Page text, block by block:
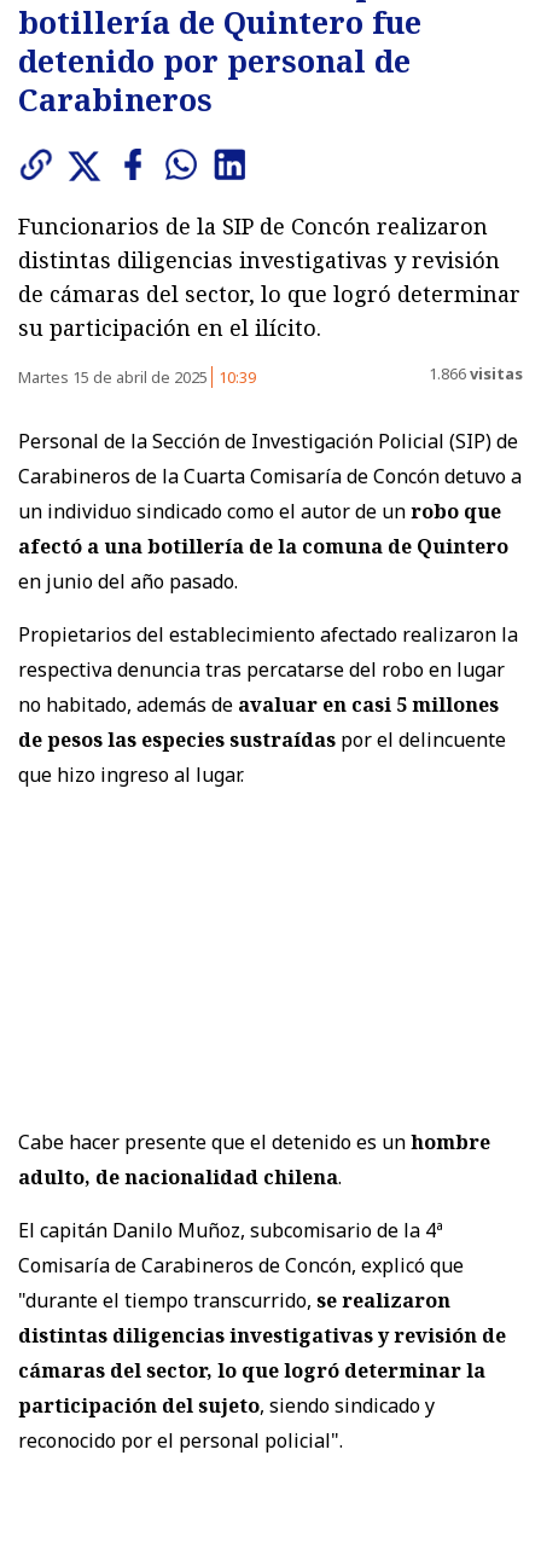
botillería de Quintero fue
detenido por personal de
Carabineros
Funcionarios de la SIP de Concón realizaron
distintas diligencias investigativas y revisión
de cámaras del sector, lo que logró determinar
su participación en el ilícito.
Martes 15 de abril de 2025 10:39 1.866visitas
Personal de la Sección de Investigación Policial (SIP) de
Carabineros de la Cuarta Comisaría de Concón detuvo a
un individuo sindicado como el autor de unrobo que
afectó a una botillería de la comuna de Quintero
en junio del año pasado.
Propietarios del establecimiento afectado realizaron la
respectiva denuncia tras percatarse del robo en lugar
no habitado, además de avaluar en casi 5 millones
de pesos las especies sustraídas por el delincuente
que hizo ingreso al lugar.
Cabe hacer presente que el detenido es unhombre
adulto, de nacionalidad chilena.
El capitán Danilo Muñoz, subcomisario de la 4ª
Comisaría de Carabineros de Concón, explicó que
"durante el tiempo transcurrido, se realizaron
distintas diligencias investigativas y revisión de
cámaras del sector, lo que logró determinar la
participación del sujeto, siendo sindicado y
reconocido por el personal policial".